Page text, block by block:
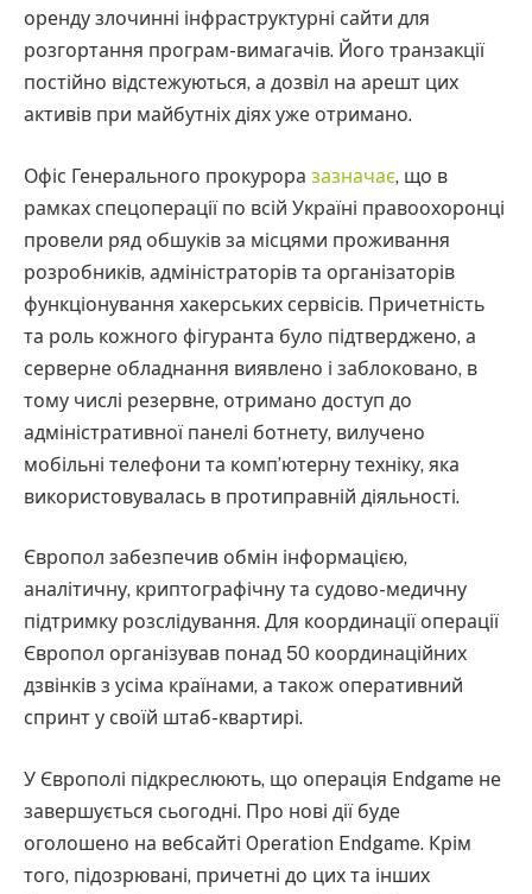
оренду злочинні інфраструктурні сайти для
розгортання програм-вимагачів. Його транзакції
постійно відстежуються, а дозвіл на арешт цих
активів при майбутніх діях уже отримано.
Офіс Генерального прокурора зазначає, що в
рамках спецоперації по всій Україні правоохоронці
провели ряд обшуків за місцями проживання
розробників, адміністраторів та організаторів
функціонування хакерських сервісів. Причетність
та роль кожного фігуранта було підтверджено, а
серверне обладнання виявлено і заблоковано, в
тому числі резервне, отримано доступ до
адміністративної панелі ботнету, вилучено
мобільні телефони та комп’ютерну техніку, яка
використовувалась в протиправній діяльності.
Європол забезпечив обмін інформацією,
аналітичну, криптографічну та судово-медичну
підтримку розслідування. Для координації операції
Європол організував понад 50 координаційних
дзвінків з усіма країнами, а також оперативний
спринт у своїй штаб-квартирі.
У Європолі підкреслюють, що операція Endgame не
завершується сьогодні. Про нові дії буде
оголошено на вебсайті Operation Endgame. Крім
того, підозрювані, причетні до цих та інших